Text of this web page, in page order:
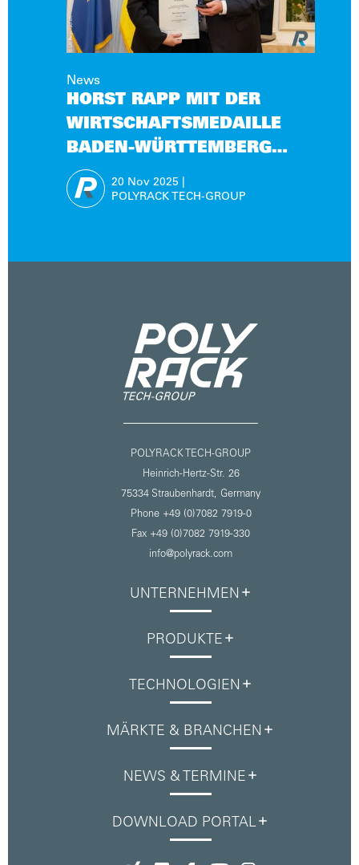
News
HORST RAPP MIT DER
WIRTSCHAFTSMEDAILLE
BADEN-WÜRTTEMBERG
AUSGEZEICHNET
20 Nov 2025
POLYRACK TECH-GROUP
POLYRACK TECH-GROUP
Heinrich-Hertz-Str. 26
75334 Straubenhardt, Germany
Phone +49 (0)7082 7919-0
Fax +49 (0)7082 7919-330
info@polyrack.com
UNTERNEHMEN
PRODUKTE
TECHNOLOGIEN
MÄRKTE & BRANCHEN
NEWS & TERMINE
DOWNLOAD PORTAL